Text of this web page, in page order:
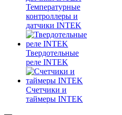
Температурные
контроллеры и
датчики INTEK
Твердотельные
реле INTEK
Счетчики и
таймеры INTEK